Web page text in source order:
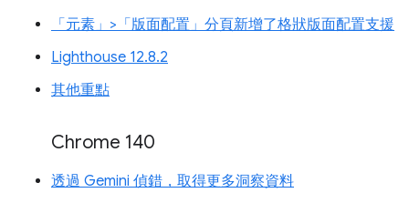
「元素」>「版面配置」分頁新增了格狀版面配置支援
Lighthouse 12.8.2
其他重點
Chrome 140
透過 Gemini 偵錯，取得更多洞察資料